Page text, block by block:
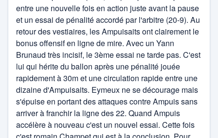
entre une nouvelle fois en action juste avant la pause
et un essai de pénalité accordé par l'arbitre (20-9). Au
retour des vestiaires, les Ampuisaits ont clairement le
bonus offensif en ligne de mire. Avec un Yann
Brunaud très incisif, le 3ème essai ne tarde pas. C'est
lui qui hérite du ballon après une pénalité jouée
rapidement à 30m et une circulation rapide entre une
dizaine d'Ampuisaits. Eymeux ne se décourage mais
s'épuise en portant des attaques contre Ampuis sans
arriver à franchir la ligne des 22. Quand Ampuis
accélère à nouveau c'est un nouvel essai. Cette fois